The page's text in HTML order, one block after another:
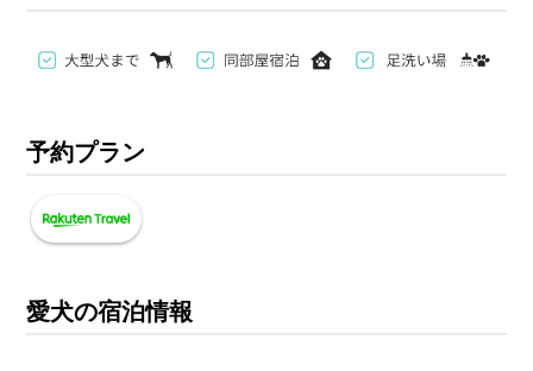
予約プラン
愛犬の宿泊情報